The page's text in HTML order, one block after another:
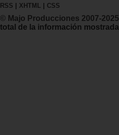
RSS XHTML CSS
© Majo Producciones 2007-2025
total de la información mostrada